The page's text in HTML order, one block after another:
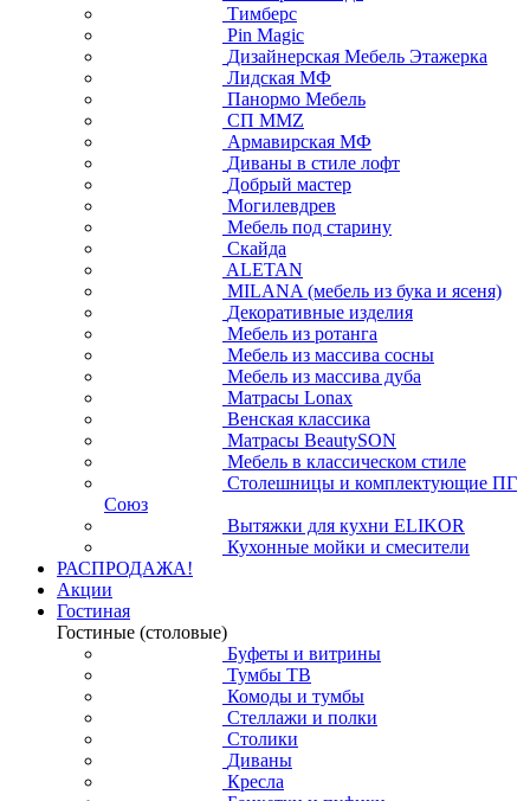
Тимберс
Pin Magic
Дизайнерская Мебель Этажерка
Лидская МФ
Панормо Мебель
СП ММZ
Армавирская МФ
Диваны в стиле лофт
Добрый мастер
Могилевдрев
Мебель под старину
Скайда
ALETAN
MILANA (мебель из бука и ясеня)
Декоративные изделия
Мебель из ротанга
Мебель из массива сосны
Мебель из массива дуба
Матрасы Lonax
Венская классика
Матрасы BeautySON
Мебель в классическом стиле
Столешницы и комплектующие ПГ
Союз
Вытяжки для кухни ELIKOR
Кухонные мойки и смесители
РАСПРОДАЖА!
Акции
Гостиная
Гостиные (столовые)
Буфеты и витрины
Тумбы ТВ
Комоды и тумбы
Стеллажи и полки
Столики
Диваны
Кресла